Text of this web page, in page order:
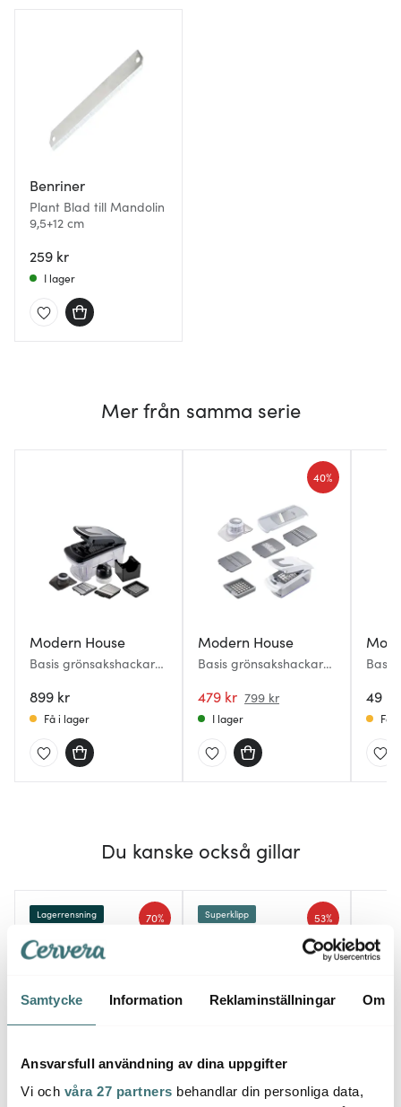
Samtycke Information Reklaminställningar Om
Ansvarsfull användning av dina uppgifter
Vi och våra 27 partners behandlar din personliga data,
Benriner
Plant Blad till Mandolin
9,5+12 cm
259 kr
I lager
Mer från samma serie
Modern House
Basis grönsakshackare
899 kr
Få i lager
Modern House
Basis grönsakshackare
479 kr 799 kr
40%
I lager
Basis
49 kr
Få
Du kanske också gillar
Modern House
70%
Lagerrensning
Modern House
53%
Superklipp